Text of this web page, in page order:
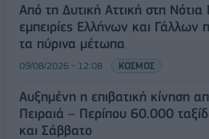
Από τη Δυτική Αττική στη Νότια
εμπειρίες Ελλήνων και
τα πύρινα μέτωπα
09/08/2026 - 12:08 ΚΟΣΜΟΣ
Αυξημένη η επιβατική κίνηση
Πειραιά – Περίπου 60.000
και Σάββατο